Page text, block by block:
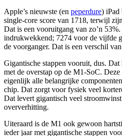
Apple’s nieuwste (en peperdure) iPad
single-core score van 1718, terwijl
Dat is een vooruitgang van zo’n
indrukwekkend; 7274 voor de vijfde
de voorganger. Dat is een verschil
Gigantische stappen vooruit, dus. Dat
met de overstap op de M1-SoC. Deze
eigenlijk alle belangrijke
chip. Dat zorgt voor fysiek veel
Dat levert gigantisch veel
oververhitting.
Uiteraard is de M1 ook gewoon
ieder jaar met gigantische stappen